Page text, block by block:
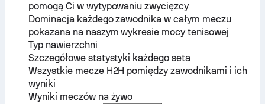
pomogą Ci w wytypowaniu zwycięzcy
Dominacja każdego zawodnika w całym meczu
pokazana na naszym wykresie mocy tenisowej
Typ nawierzchni
Szczegółowe statystyki każdego seta
Wszystkie mecze H2H pomiędzy zawodnikami i ich
wyniki
Wyniki meczów na żywo